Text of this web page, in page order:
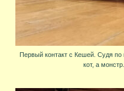
Первый контакт с Кешей. Судя по
кот, а монстр.